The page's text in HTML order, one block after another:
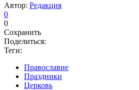
Автор: Редакция
0
0
Сохранить
Поделиться:
Теги:
Православие
Праздники
Церковь